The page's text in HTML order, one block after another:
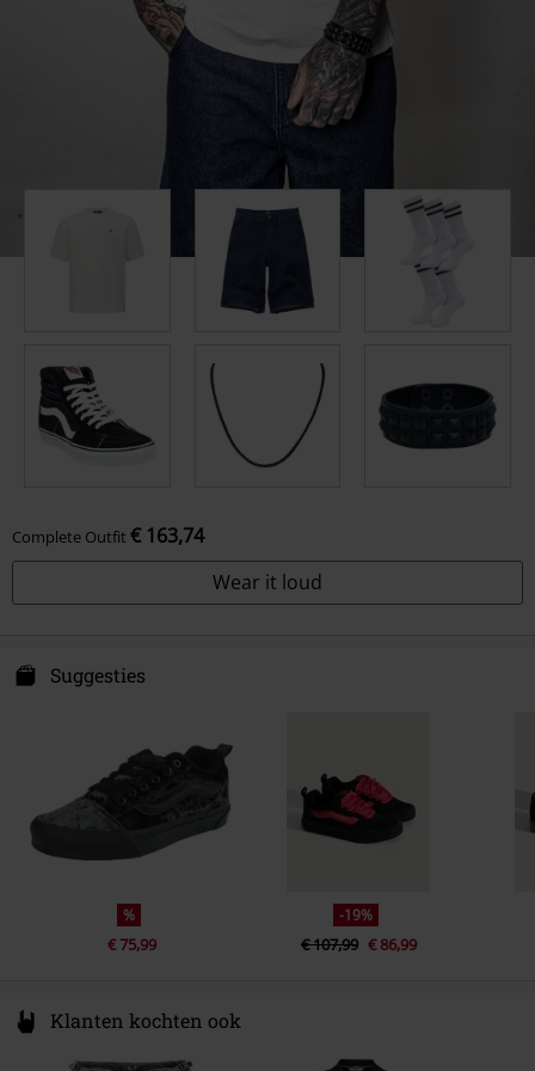
Complete Outfit € 163,74
Wear it loud
Suggesties
%
€ 75,99
-19%
€ 107,99 € 86,99
Klanten kochten ook